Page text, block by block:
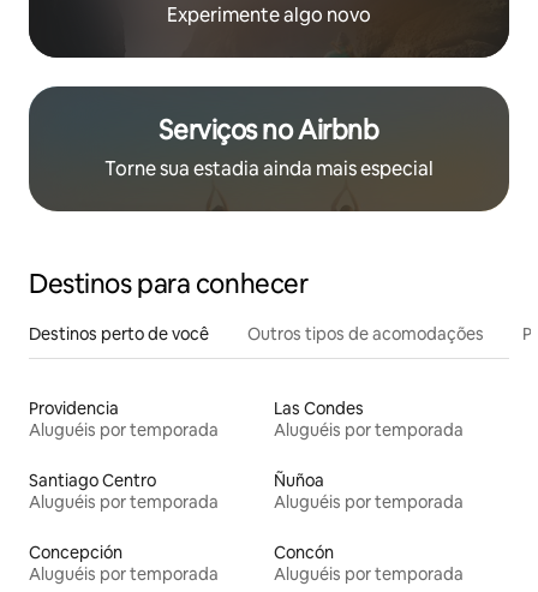
Experimente algo novo
Serviços no Airbnb
Torne sua estadia ainda mais especial
Destinos para conhecer
Destinos perto de você Outros tipos de acomodações
Providencia
Aluguéis por temporada
Las Condes
Aluguéis por temporada
Santiago Centro
Aluguéis por temporada
Ñuñoa
Aluguéis por temporada
Concepción
Aluguéis por temporada
Concón
Aluguéis por temporada